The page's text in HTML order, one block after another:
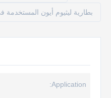
بطارية ليثيوم أيون المستخدمة
Application: